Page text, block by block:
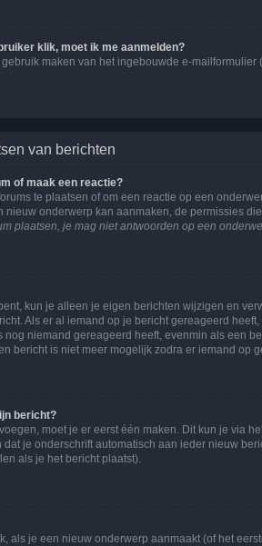
klik, moet ik me aanmelden?
maken van het ingebouwde e-
van berichten
of maak een reactie?
te plaatsen of om een reactie op een
nieuw onderwerp kan aanmaken, de permissies
plaatsen, je mag niet antwoorden op een
kun je alleen je eigen berichten wijzigen en
Als er al iemand op je bericht gereageerd
niemand gereageerd heeft, evenmin als een
bericht is niet meer mogelijk zodra er iemand op
bericht?
moet je er eerst één maken. Dit kun je via
dat je onderschrift automatisch aan ieder nieuw
als je het bericht plaatst).
als je een nieuw onderwerp aanmaakt (of het